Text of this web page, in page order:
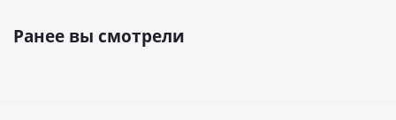
Ранее вы смотрели